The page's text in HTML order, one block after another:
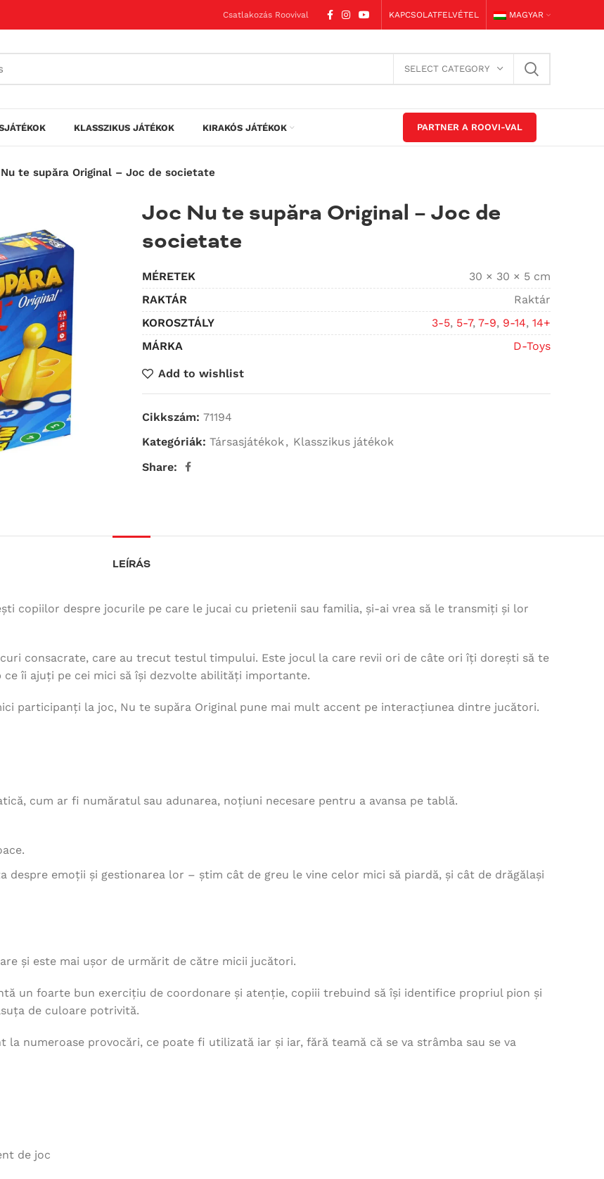
Csatlakozás Roovival KAPCSOLATFELVÉTEL MAGYAR
SELECT CATEGORY
KLASSZIKUS JÁTÉKOK KIRAKÓS JÁTÉKOK PARTNER A ROOVI-VAL
te supăra Original – Joc de societate
Joc Nu te supăra Original – Joc de
societate
MÉRETEK
30 × 30 × 5 cm
RAKTÁR
Raktár
KOROSZTÁLY
3-5, 5-7, 7-9, 9-14, 14+
MÁRKA
D-Toys
Add to wishlist
Cikkszám: 71194
Kategóriák: Társasjátékok, Klasszikus játékok
Share:
LEÍRÁS
copiilor despre jocurile pe care le jucai cu prietenii sau familia, și-ai vrea să le transmiți și lor
consacrate, care au trecut testul timpului. Este jocul la care revii ori de câte ori îți dorești să te
îi ajuți pe cei mici să își dezvolte abilități importante.
participanți la joc, Nu te supăra Original pune mai mult accent pe interacțiunea dintre jucători.
cum ar fi număratul sau adunarea, noțiuni necesare pentru a avansa pe tablă.
emoții și gestionarea lor – știm cât de greu le vine celor mici să piardă, și cât de drăgălași
și este mai ușor de urmărit de către micii jucători.
un foarte bun exercițiu de coordonare și atenție, copiii trebuind să își identifice propriul pion și
de culoare potrivită.
numeroase provocări, ce poate fi utilizată iar și iar, fără teamă că se va strâmba sau se va
de joc